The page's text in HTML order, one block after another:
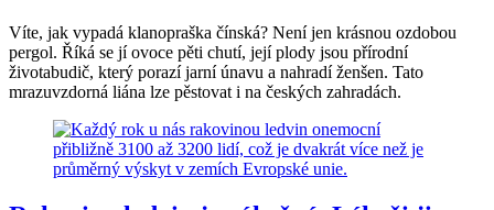
Víte, jak vypadá klanopraška čínská? Není jen krásnou ozdobou
pergol. Říká se jí ovoce pěti chutí, její plody jsou přírodní
životabudič, který porazí jarní únavu a nahradí ženšen. Tato
mrazuvzdorná liána lze pěstovat i na českých zahradách.